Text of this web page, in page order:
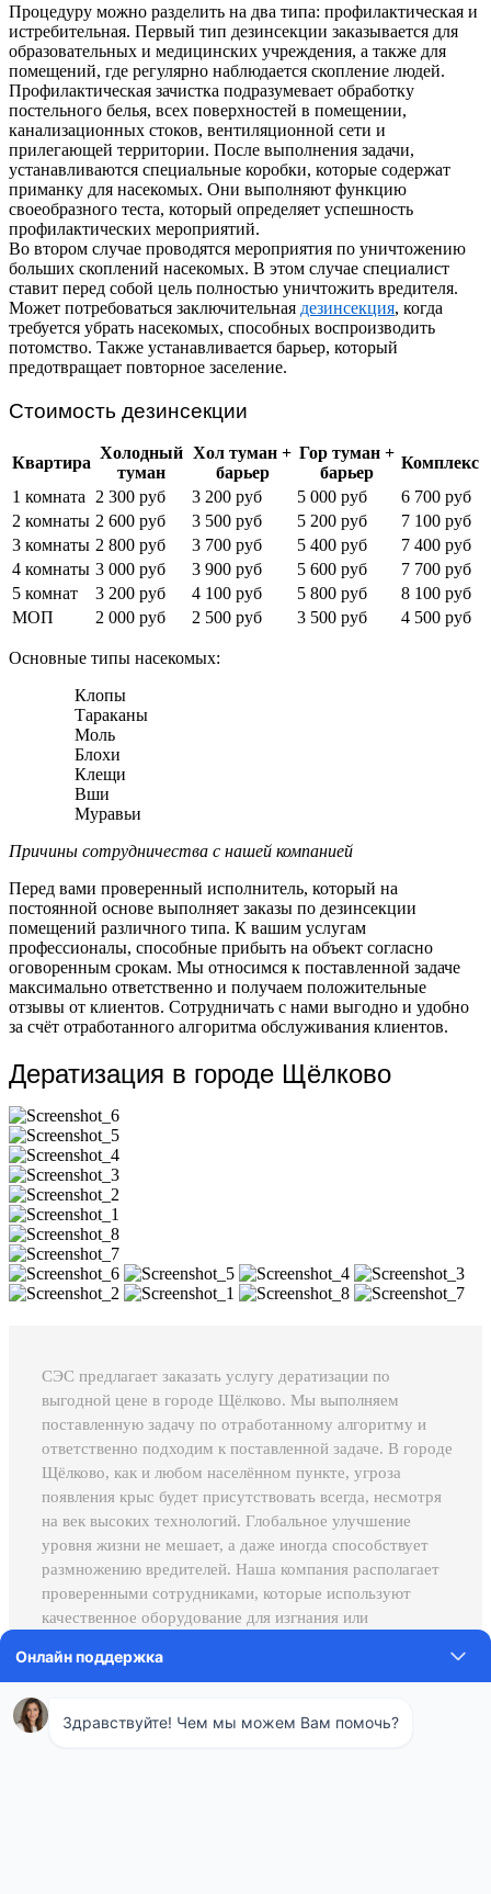
Процедуру можно разделить на два типа: профилактическая и
истребительная. Первый тип дезинсекции заказывается для
образовательных и медицинских учреждения, а также для
помещений, где регулярно наблюдается скопление людей.
Профилактическая зачистка подразумевает обработку
постельного белья, всех поверхностей в помещении,
канализационных стоков, вентиляционной сети и
прилегающей территории. После выполнения задачи,
устанавливаются специальные коробки, которые содержат
приманку для насекомых. Они выполняют функцию
своеобразного теста, который определяет успешность
профилактических мероприятий.
Во втором случае проводятся мероприятия по уничтожению
больших скоплений насекомых. В этом случае специалист
ставит перед собой цель полностью уничтожить вредителя.
Может потребоваться заключительная дезинсекция, когда
требуется убрать насекомых, способных воспроизводить
потомство. Также устанавливается барьер, который
предотвращает повторное заселение.
Стоимость дезинсекции
Квартира
Холодный
туман
Хол туман +
барьер
Гор туман +
барьер
Комплекс
1 комната
2 300 руб 3 200 руб 5 000 руб
6 700 руб
2 комнаты 2 600 руб 3 500 руб 5 200 руб
7 100 руб
3 комнаты 2 800 руб 3 700 руб 5 400 руб
7 400 руб
4 комнаты 3 000 руб 3 900 руб 5 600 руб
7 700 руб
5 комнат
3 200 руб 4 100 руб 5 800 руб
8 100 руб
МОП
2 000 руб 2 500 руб 3 500 руб 4 500 руб
Основные типы насекомых:
Клопы
Тараканы
Моль
Блохи
Клещи
Вши
Муравьи
Причины сотрудничества с нашей компанией
Перед вами проверенный исполнитель, который на
постоянной основе выполняет заказы по дезинсекции
помещений различного типа. К вашим услугам
профессионалы, способные прибыть на объект согласно
оговоренным срокам. Мы относимся к поставленной задаче
максимально ответственно и получаем положительные
отзывы от клиентов. Сотрудничать с нами выгодно и удобно
за счёт отработанного алгоритма обслуживания клиентов.
Дератизация в городе Щёлково
СЭС предлагает заказать услугу дератизации по
выгодной цене в городе Щёлково. Мы выполняем
поставленную задачу по отработанному алгоритму и
ответственно подходим к поставленной задаче. В городе
Щёлково, как и любом населённом пункте, угроза
появления крыс будет присутствовать всегда, несмотря
на век высоких технологий. Глобальное улучшение
уровня жизни не мешает, а даже иногда способствует
размножению вредителей. Наша компания располагает
проверенными сотрудниками, которые используют
качественное оборудование для изгнания или
Проведение этой процедуры в городе Щёлково подразумевает